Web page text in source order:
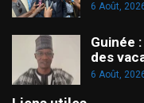
6 Août,
Guinée
des
6 Août,